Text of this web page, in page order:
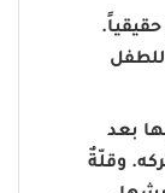
للطفل
بعد
وقلّةٌ